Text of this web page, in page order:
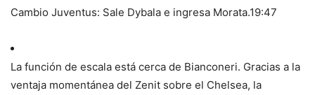
Cambio Juventus: Sale Dybala e ingresa Morata.19:47
La función de escala está cerca de Bianconeri. Gracias a la
ventaja momentánea del Zenit sobre el Chelsea, la